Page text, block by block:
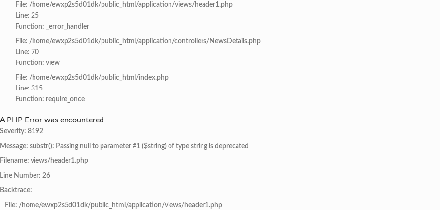
File: /home/ewxp2s5d01dk/public_html/application/views/header1.php
Line: 25
Function: _error_handler
File: /home/ewxp2s5d01dk/public_html/application/controllers/NewsDetails.php
Line: 70
Function: view
File: /home/ewxp2s5d01dk/public_html/index.php
Line: 315
Function: require_once
A PHP Error was encountered
Severity: 8192
Message: substr(): Passing null to parameter #1 ($string) of type string is deprecated
Filename: views/header1.php
Line Number: 26
Backtrace:
File: /home/ewxp2s5d01dk/public_html/application/views/header1.php